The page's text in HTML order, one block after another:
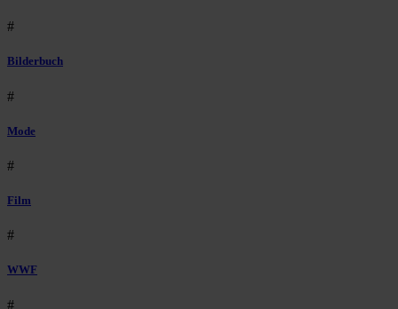
#
Bilderbuch
#
Mode
#
Film
#
WWF
#